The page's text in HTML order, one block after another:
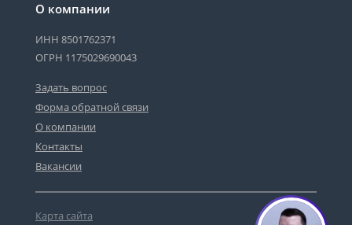
О компании
ИНН 8501762371
ОГРН 1175029690043
Задать вопрос
Форма обратной связи
О компании
Контакты
Вакансии
Карта сайта